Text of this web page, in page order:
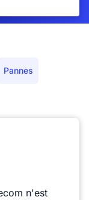
Pannes
n'est